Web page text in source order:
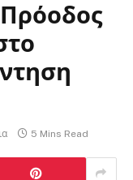
5 Mins Read